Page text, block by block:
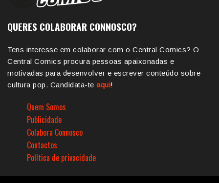
QUERES COLABORAR CONNOSCO?
Tens interesse em colaborar com o Central Comics? O
Central Comics procura pessoas apaixonadas e
motivadas para desenvolver e escrever conteúdo sobre
cultura pop. Candidata-te aqui!
Quem Somos
Publicidade
Colabora Connosco
Contactos
Política de privacidade